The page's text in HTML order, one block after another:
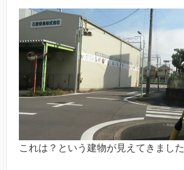
これは？という建物が見えてきました